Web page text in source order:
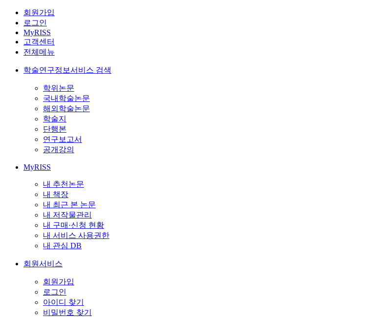
회원가입
로그인
MyRISS
고객센터
전체메뉴
학술연구정보서비스 검색
학위논문
국내학술논문
해외학술논문
학술지
단행본
연구보고서
공개강의
MyRISS
내 추천논문
내 책장
내 최근 본 논문
내 저작물관리
내 구매·신청 현황
내 서비스 사용권한
내 관심 DB
회원서비스
회원가입
로그인
아이디 찾기
비밀번호 찾기